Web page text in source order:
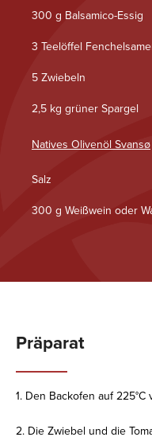
300 g Balsamico-Essig
3 Teelöffel
5 Zwiebeln
2,5 kg grüner Spargel
Natives Olivenöl Svansø
Salz
300 g Weißwein oder
Präparat
1. Den Backofen auf 225°C
2. Die Zwiebel und die